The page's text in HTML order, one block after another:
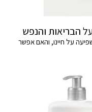
הבריאות והנפש
על חיינו, והאם אפשר